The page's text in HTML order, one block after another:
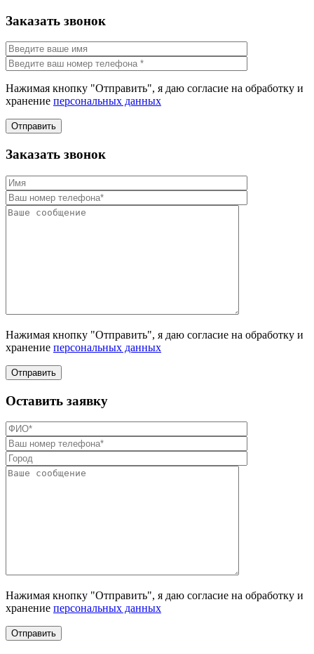
Заказать звонок
Нажимая кнопку "Отправить", я даю согласие на обработку и
хранение персональных данных
Отправить
Заказать звонок
Нажимая кнопку "Отправить", я даю согласие на обработку и
хранение персональных данных
Отправить
Оставить заявку
Нажимая кнопку "Отправить", я даю согласие на обработку и
хранение персональных данных
Отправить